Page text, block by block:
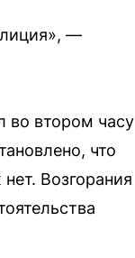
—
во втором часу
что
Возгорания